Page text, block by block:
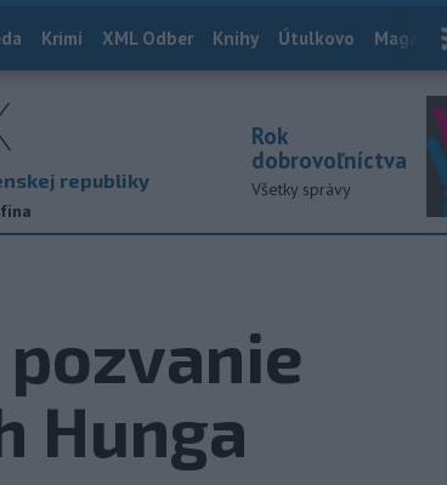
Krimi XML Odber Knihy Útulkovo Magazín
republiky
Rok
dobrovoľníctva
Všetky správy
Hunga